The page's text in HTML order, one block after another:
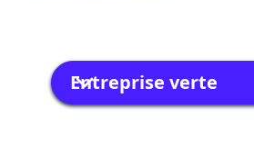
Entreprise verte